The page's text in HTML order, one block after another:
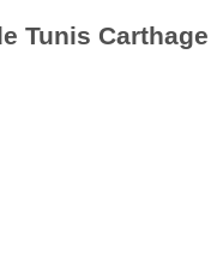
Tunis